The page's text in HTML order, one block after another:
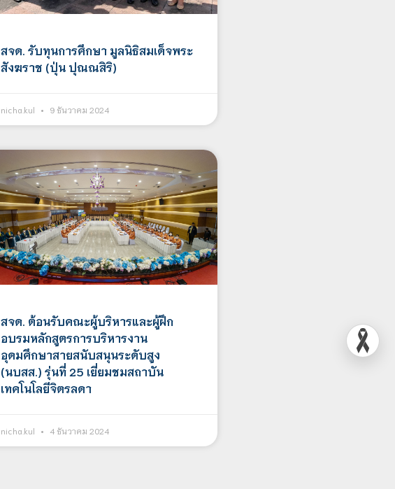
สจด. รับทุนการศึกษา มูลนิธิสมเด็จพระ
สังฆราช (ปุ่น ปุณณสิริ)
nicha.kul 9 ธันวาคม 2024
สจด. ต้อนรับคณะผู้บริหารและผู้ฝึก
อบรมหลักสูตรการบริหารงาน
อุดมศึกษาสายสนับสนุนระดับสูง
(นบสส.) รุ่นที่ 25 เยี่ยมชมสถาบัน
เทคโนโลยีจิตรลดา
nicha.kul 4 ธันวาคม 2024